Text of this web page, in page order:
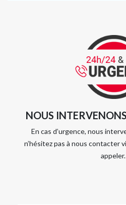
NOUS
En cas d’urgence, nous
n’hésitez pas à nous contacter
appeler.